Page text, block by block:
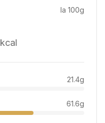
la 100g
kcal
21.4g
61.6g